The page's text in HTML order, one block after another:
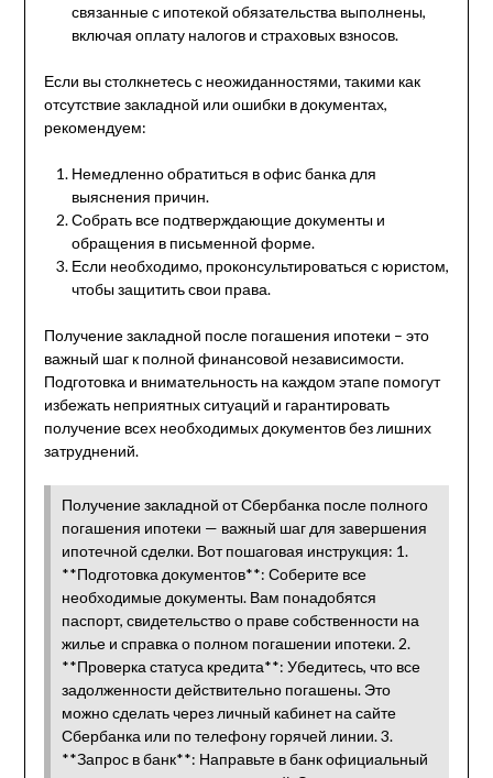
связанные с ипотекой обязательства выполнены,
включая оплату налогов и страховых взносов.
Если вы столкнетесь с неожиданностями, такими как
отсутствие закладной или ошибки в документах,
рекомендуем:
Немедленно обратиться в офис банка для
выяснения причин.
Собрать все подтверждающие документы и
обращения в письменной форме.
Если необходимо, проконсультироваться с юристом,
чтобы защитить свои права.
Получение закладной после погашения ипотеки – это
важный шаг к полной финансовой независимости.
Подготовка и внимательность на каждом этапе помогут
избежать неприятных ситуаций и гарантировать
получение всех необходимых документов без лишних
затруднений.
Получение закладной от Сбербанка после полного
погашения ипотеки — важный шаг для завершения
ипотечной сделки. Вот пошаговая инструкция: 1.
**Подготовка документов**: Соберите все
необходимые документы. Вам понадобятся
паспорт, свидетельство о праве собственности на
жилье и справка о полном погашении ипотеки. 2.
**Проверка статуса кредита**: Убедитесь, что все
задолженности действительно погашены. Это
можно сделать через личный кабинет на сайте
Сбербанка или по телефону горячей линии. 3.
**Запрос в банк**: Направьте в банк официальный